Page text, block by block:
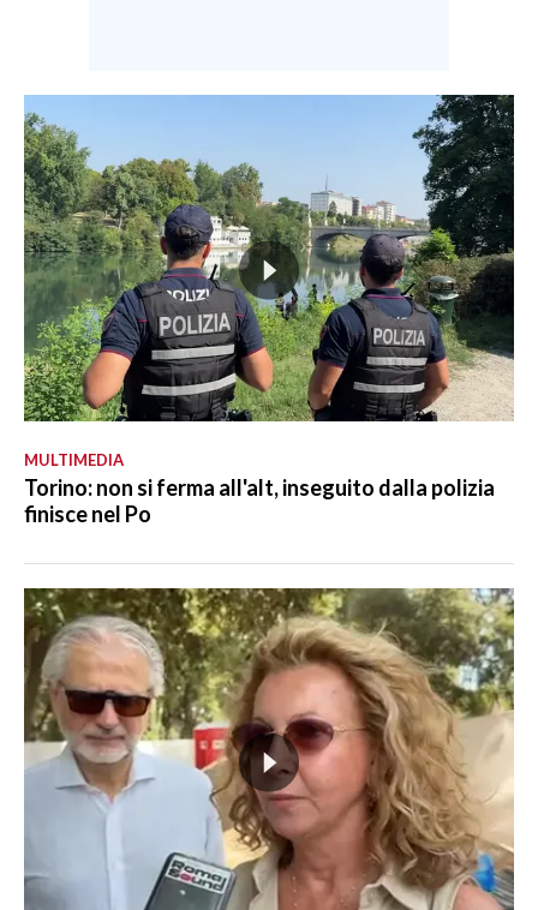
MULTIMEDIA
Torino: non si ferma all'alt, inseguito dalla polizia
finisce nel Po